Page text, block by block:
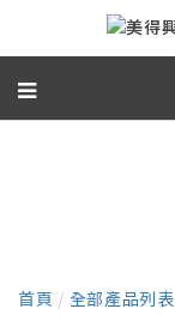
首頁 / 全部產品列表